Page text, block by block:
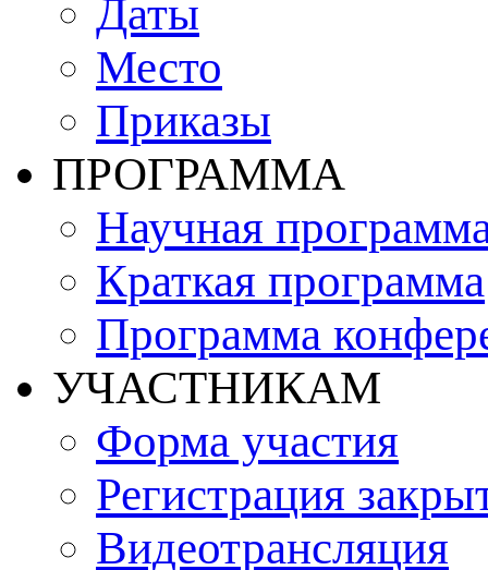
Даты
Место
Приказы
ПРОГРАММА
Научная
Краткая программа
Программа
УЧАСТНИКАМ
Форма участия
Регистрация
Видеотрансляция